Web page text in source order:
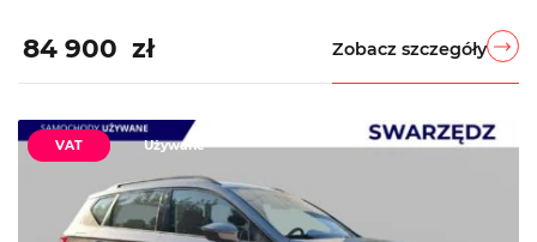
84 900 zł Zobacz szczegóły
VAT Używane